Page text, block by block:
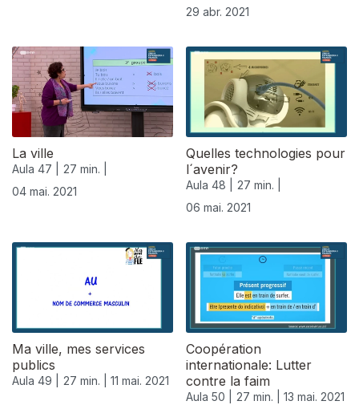
29 abr. 2021
La ville
Aula 47 |
27 min. |
04 mai. 2021
Quelles technologies pour
l´avenir?
Aula 48 |
27 min. |
06 mai. 2021
Ma ville, mes services
publics
Aula 49 | 27 min. | 11 mai. 2021
Coopération
internationale: Lutter
contre la faim
Aula 50 | 27 min. | 13 mai. 2021